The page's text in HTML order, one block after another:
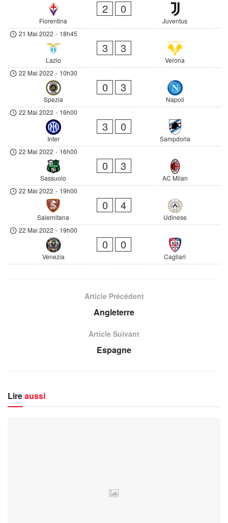
Fiorentina
2 0
Juventus
21 Mai 2022 - 18h45
Lazio
3 3
Verona
22 Mai 2022 - 10h30
Spezia
0 3
Napoli
22 Mai 2022 - 16h00
Inter
3 0
Sampdoria
22 Mai 2022 - 16h00
Sassuolo
0 3
AC Milan
22 Mai 2022 - 19h00
Salernitana
0 4
Udinese
22 Mai 2022 - 19h00
Venezia
0 0
Cagliari
Article Précédent
Angleterre
Article Suivant
Espagne
Lireaussi